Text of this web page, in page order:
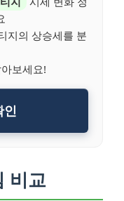
지의 상승세를 분
보세요!
인
비교